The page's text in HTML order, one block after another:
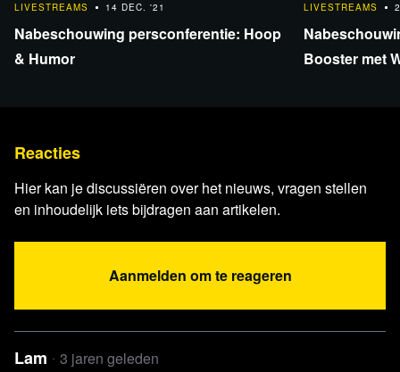
LIVESTREAMS 14 DEC. '21
Nabeschouwing persconferentie: Hoop
& Humor
LIVESTREAMS
Booster met
Reacties
Hier kan je discussiëren over het nieuws, vragen stellen
en inhoudelijk iets bijdragen aan artikelen.
Aanmelden om te reageren
Lam
3 jaren geleden